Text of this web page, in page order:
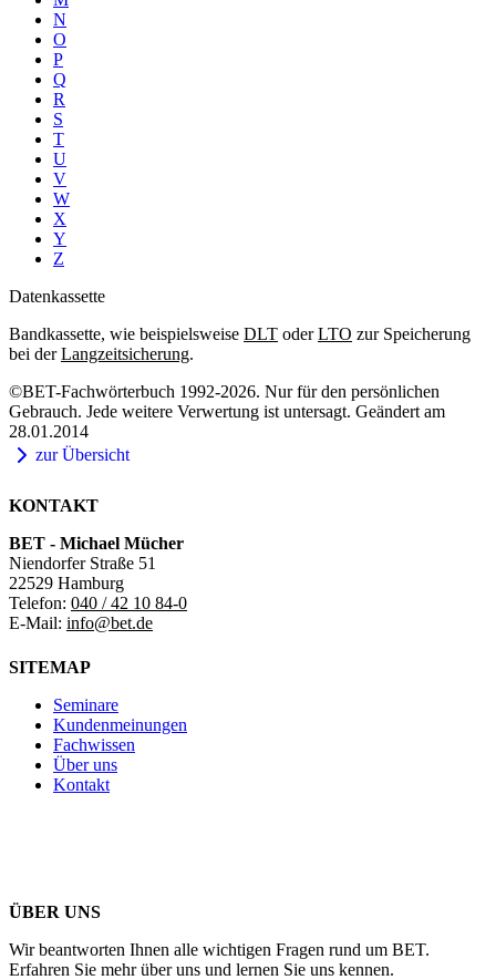
N
O
P
Q
R
S
T
U
V
W
X
Y
Z
Datenkassette
Bandkassette, wie beispielsweise DLT oderLTO zur Speicherung
bei derLangzeitsicherung.
©BET-Fachwörterbuch 1992-2026. Nur für den persönlichen
Gebrauch. Jede weitere Verwertung ist untersagt. Geändert am
28.01.2014
zur Übersicht
KONTAKT
BET - Michael Mücher
Niendorfer Straße 51
22529 Hamburg
Telefon: 040 / 42 10 84-0
E-Mail: info@bet.de
SITEMAP
Seminare
Kundenmeinungen
Fachwissen
Über uns
Kontakt
ÜBER UNS
Wir beantworten Ihnen alle wichtigen Fragen rund um BET.
Erfahren Sie mehr über uns und lernen Sie uns kennen.